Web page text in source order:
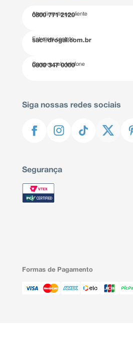
Atendimento ao cliente
0800 771 2120
Entre em contato
sac@drogal.com.br
Compre pelo telefone
0800 347 0000
Siga nossas redes sociais
Segurança
Formas de Pagamento